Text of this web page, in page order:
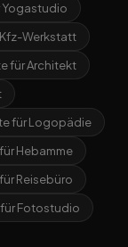
Yogastudio
Werkstatt
für Architekt
für Logopädie
Hebamme
Reisebüro
Fotostudio